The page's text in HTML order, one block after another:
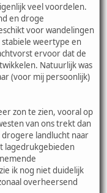
veel voordelen.
en droge
voor wandelingen
weertype en
ervoor dat de
Natuurlijk was
(voor mij persoonlijk)
zon te zien, vooral op
van ons trekt dan
landlucht naar
lagedrukgebieden
ik nog niet duidelijk
overheersend